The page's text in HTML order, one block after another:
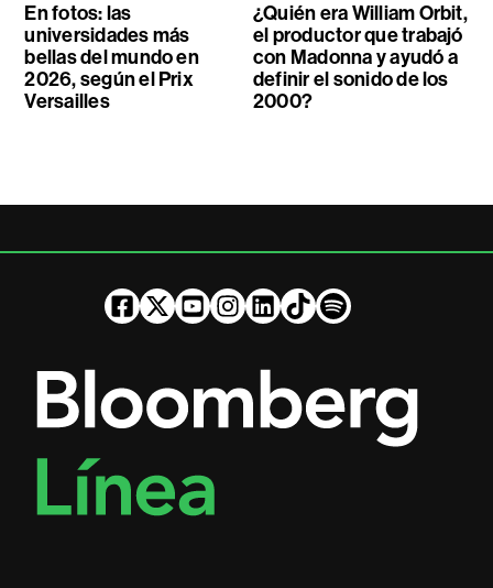
En fotos: las
universidades más
bellas del mundo en
2026, según el Prix
Versailles
¿Quién era William Orbit,
el productor que trabajó
con Madonna y ayudó a
definir el sonido de los
2000?